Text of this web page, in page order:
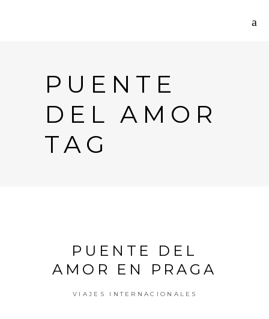
PUENTE
DEL AMOR
TAG
PUENTE DEL
AMOR EN PRAGA
VIAJES INTERNACIONALES